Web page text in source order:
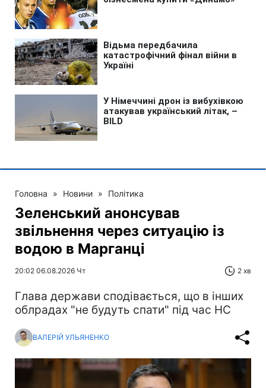
Головна » Новини » Політика
Зеленський анонсував
звільнення через ситуацію із
водою в Марганці
20:02 06.08.2026 Чт 2 хв
Глава держави сподівається, що в інших
облрадах "не будуть спати" під час НС
ВАЛЕРІЙ УЛЬЯНЕНКО